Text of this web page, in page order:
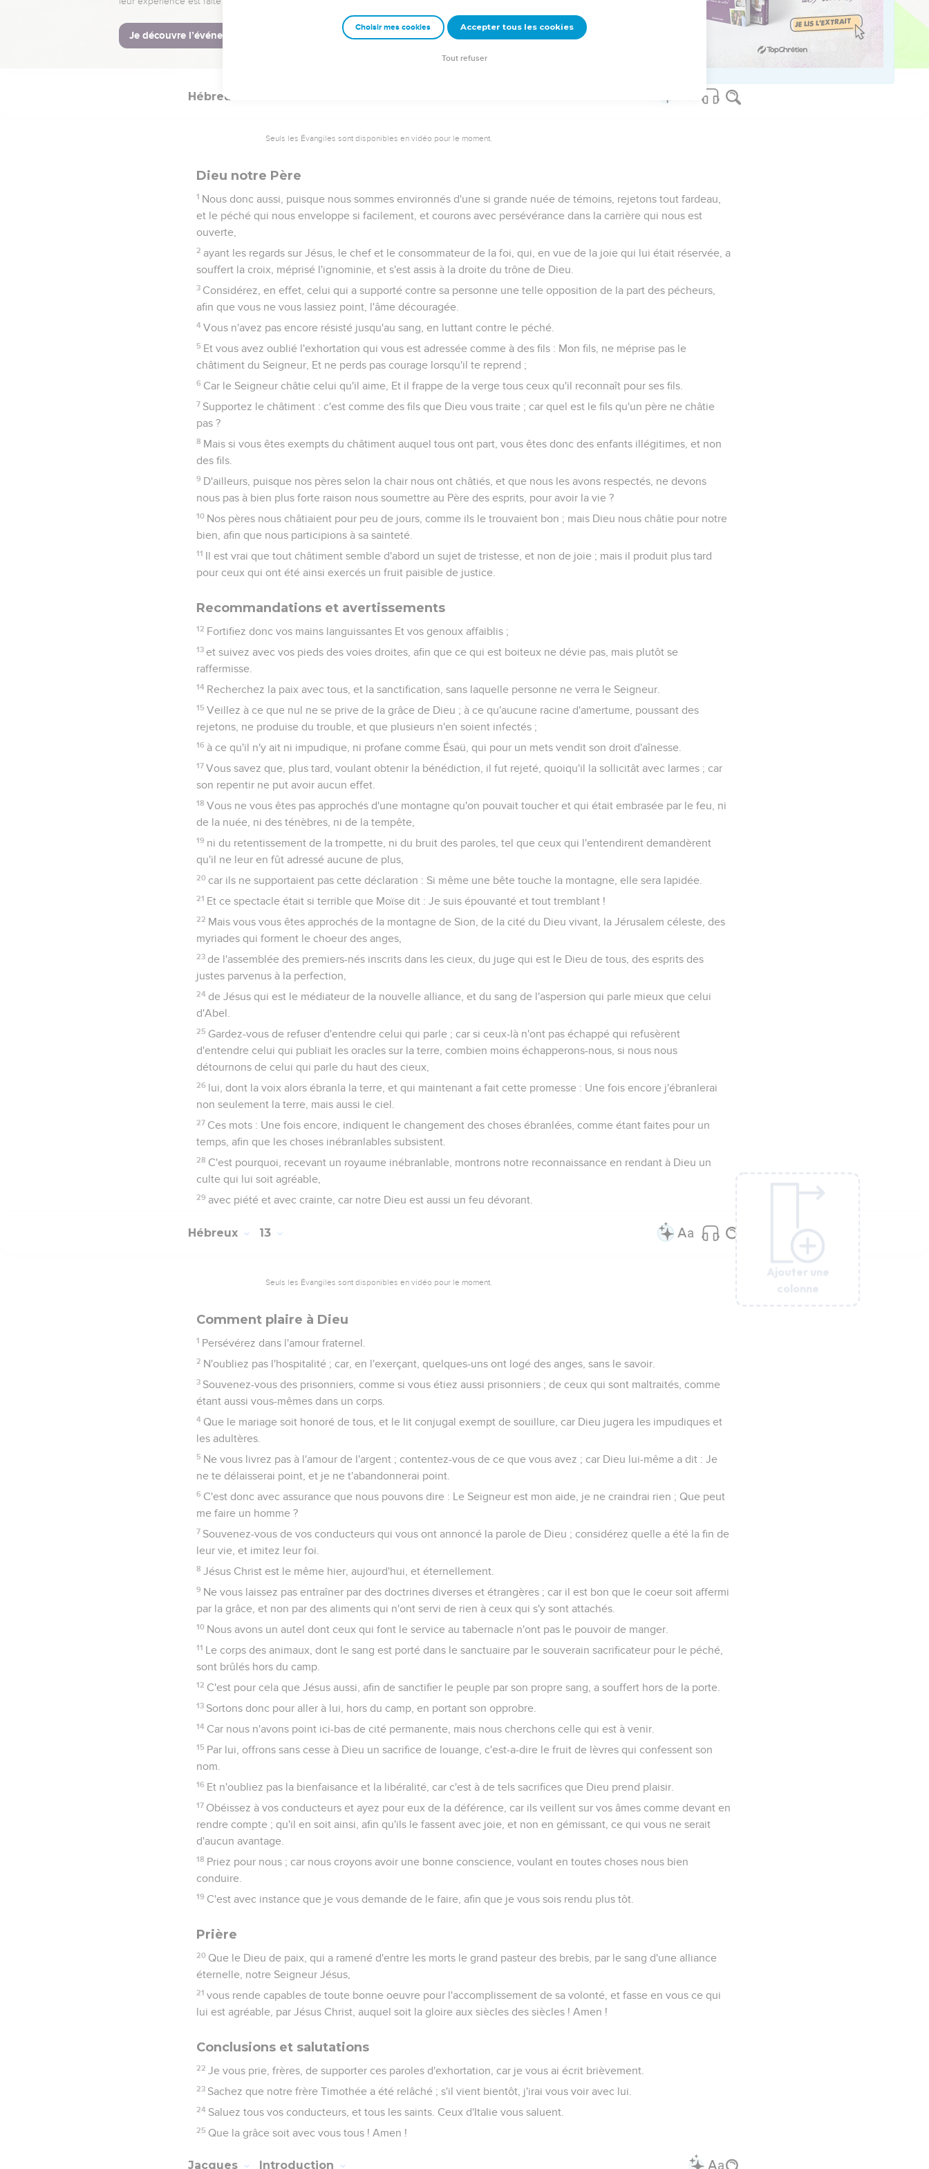
Tous ceux-là, à la foi desquels il a été rendu témoignage, n'ont pas obtenu ce qui leur était promis,
40 Dieu ayant en vue quelque chose de meilleur pour nous, afin qu'ils ne parvinssent pas sans nous à la
Ajouter une
colonne
Hébreux
Seuls les Évangiles sont disponibles en vidéo pour le moment.
Dieu notre Père
1 Nous donc aussi, puisque nous sommes environnés d'une si grande nuée de témoins, rejetons tout fardeau,
et le péché qui nous enveloppe si facilement, et courons avec persévérance dans la carrière qui nous est
ouverte,
2 ayant les regards sur Jésus, le chef et le consommateur de la foi, qui, en vue de la joie qui lui était réservée, a
souffert la croix, méprisé l'ignominie, et s'est assis à la droite du trône de Dieu.
3 Considérez, en effet, celui qui a supporté contre sa personne une telle opposition de la part des pécheurs,
afin que vous ne vous lassiez point, l'âme découragée.
4 Vous n'avez pas encore résisté jusqu'au sang, en luttant contre le péché.
5 Et vous avez oublié l'exhortation qui vous est adressée comme à des fils : Mon fils, ne méprise pas le
châtiment du Seigneur, Et ne perds pas courage lorsqu'il te reprend ;
6 Car le Seigneur châtie celui qu'il aime, Et il frappe de la verge tous ceux qu'il reconnaît pour ses fils.
7 Supportez le châtiment : c'est comme des fils que Dieu vous traite ; car quel est le fils qu'un père ne châtie
pas ?
8 Mais si vous êtes exempts du châtiment auquel tous ont part, vous êtes donc des enfants illégitimes, et non
des fils.
9 D'ailleurs, puisque nos pères selon la chair nous ont châtiés, et que nous les avons respectés, ne devons
nous pas à bien plus forte raison nous soumettre au Père des esprits, pour avoir la vie ?
10 Nos pères nous châtiaient pour peu de jours, comme ils le trouvaient bon ; mais Dieu nous châtie pour notre
bien, afin que nous participions à sa sainteté.
11 Il est vrai que tout châtiment semble d'abord un sujet de tristesse, et non de joie ; mais il produit plus tard
pour ceux qui ont été ainsi exercés un fruit paisible de justice.
Recommandations et avertissements
12 Fortifiez donc vos mains languissantes Et vos genoux affaiblis ;
13 et suivez avec vos pieds des voies droites, afin que ce qui est boiteux ne dévie pas, mais plutôt se
raffermisse.
14 Recherchez la paix avec tous, et la sanctification, sans laquelle personne ne verra le Seigneur.
15 Veillez à ce que nul ne se prive de la grâce de Dieu ; à ce qu'aucune racine d'amertume, poussant des
rejetons, ne produise du trouble, et que plusieurs n'en soient infectés ;
16 à ce qu'il n'y ait ni impudique, ni profane comme Ésaü, qui pour un mets vendit son droit d'aînesse.
17 Vous savez que, plus tard, voulant obtenir la bénédiction, il fut rejeté, quoiqu'il la sollicitât avec larmes ; car
son repentir ne put avoir aucun effet.
18 Vous ne vous êtes pas approchés d'une montagne qu'on pouvait toucher et qui était embrasée par le feu, ni
de la nuée, ni des ténèbres, ni de la tempête,
19 ni du retentissement de la trompette, ni du bruit des paroles, tel que ceux qui l'entendirent demandèrent
qu'il ne leur en fût adressé aucune de plus,
20 car ils ne supportaient pas cette déclaration : Si même une bête touche la montagne, elle sera lapidée.
21 Et ce spectacle était si terrible que Moïse dit : Je suis épouvanté et tout tremblant !
22 Mais vous vous êtes approchés de la montagne de Sion, de la cité du Dieu vivant, la Jérusalem céleste, des
myriades qui forment le choeur des anges,
23 de l'assemblée des premiers-nés inscrits dans les cieux, du juge qui est le Dieu de tous, des esprits des
justes parvenus à la perfection,
24 de Jésus qui est le médiateur de la nouvelle alliance, et du sang de l'aspersion qui parle mieux que celui
d'Abel.
25 Gardez-vous de refuser d'entendre celui qui parle ; car si ceux-là n'ont pas échappé qui refusèrent
d'entendre celui qui publiait les oracles sur la terre, combien moins échapperons-nous, si nous nous
détournons de celui qui parle du haut des cieux,
26 lui, dont la voix alors ébranla la terre, et qui maintenant a fait cette promesse : Une fois encore j'ébranlerai
non seulement la terre, mais aussi le ciel.
27 Ces mots : Une fois encore, indiquent le changement des choses ébranlées, comme étant faites pour un
temps, afin que les choses inébranlables subsistent.
28 C'est pourquoi, recevant un royaume inébranlable, montrons notre reconnaissance en rendant à Dieu un
culte qui lui soit agréable,
29 avec piété et avec crainte, car notre Dieu est aussi un feu dévorant.
Ajouter une
colonne
Hébreux 13
Seuls les Évangiles sont disponibles en vidéo pour le moment.
Comment plaire à Dieu
1 Persévérez dans l'amour fraternel.
2 N'oubliez pas l'hospitalité ; car, en l'exerçant, quelques-uns ont logé des anges, sans le savoir.
3 Souvenez-vous des prisonniers, comme si vous étiez aussi prisonniers ; de ceux qui sont maltraités, comme
étant aussi vous-mêmes dans un corps.
4 Que le mariage soit honoré de tous, et le lit conjugal exempt de souillure, car Dieu jugera les impudiques et
les adultères.
5 Ne vous livrez pas à l'amour de l'argent ; contentez-vous de ce que vous avez ; car Dieu lui-même a dit : Je
ne te délaisserai point, et je ne t'abandonnerai point.
6 C'est donc avec assurance que nous pouvons dire : Le Seigneur est mon aide, je ne craindrai rien ; Que peut
me faire un homme ?
7 Souvenez-vous de vos conducteurs qui vous ont annoncé la parole de Dieu ; considérez quelle a été la fin de
leur vie, et imitez leur foi.
8 Jésus Christ est le même hier, aujourd'hui, et éternellement.
9 Ne vous laissez pas entraîner par des doctrines diverses et étrangères ; car il est bon que le coeur soit affermi
par la grâce, et non par des aliments qui n'ont servi de rien à ceux qui s'y sont attachés.
10 Nous avons un autel dont ceux qui font le service au tabernacle n'ont pas le pouvoir de manger.
11 Le corps des animaux, dont le sang est porté dans le sanctuaire par le souverain sacrificateur pour le péché,
sont brûlés hors du camp.
12 C'est pour cela que Jésus aussi, afin de sanctifier le peuple par son propre sang, a souffert hors de la porte.
13 Sortons donc pour aller à lui, hors du camp, en portant son opprobre.
14 Car nous n'avons point ici-bas de cité permanente, mais nous cherchons celle qui est à venir.
15 Par lui, offrons sans cesse à Dieu un sacrifice de louange, c'est-a-dire le fruit de lèvres qui confessent son
nom.
16 Et n'oubliez pas la bienfaisance et la libéralité, car c'est à de tels sacrifices que Dieu prend plaisir.
17 Obéissez à vos conducteurs et ayez pour eux de la déférence, car ils veillent sur vos âmes comme devant en
rendre compte ; qu'il en soit ainsi, afin qu'ils le fassent avec joie, et non en gémissant, ce qui vous ne serait
d'aucun avantage.
18 Priez pour nous ; car nous croyons avoir une bonne conscience, voulant en toutes choses nous bien
conduire.
19 C'est avec instance que je vous demande de le faire, afin que je vous sois rendu plus tôt.
Prière
20 Que le Dieu de paix, qui a ramené d'entre les morts le grand pasteur des brebis, par le sang d'une alliance
éternelle, notre Seigneur Jésus,
21 vous rende capables de toute bonne oeuvre pour l'accomplissement de sa volonté, et fasse en vous ce qui
lui est agréable, par Jésus Christ, auquel soit la gloire aux siècles des siècles ! Amen !
Conclusions et salutations
22 Je vous prie, frères, de supporter ces paroles d'exhortation, car je vous ai écrit brièvement.
23 Sachez que notre frère Timothée a été relâché ; s'il vient bientôt, j'irai vous voir avec lui.
24 Saluez tous vos conducteurs, et tous les saints. Ceux d'Italie vous saluent.
25 Que la grâce soit avec vous tous ! Amen !
Ajouter une
colonne
Jacques Introduction
Ajouter une
colonne
Ajouter une
colonne
Choisir mes cookies Accepter tous les cookies
Tout refuser